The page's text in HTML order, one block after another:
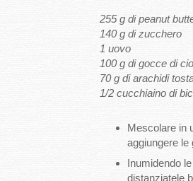
255 g di peanut
140 g di zucchero
1 uovo
100 g di gocce di
70 g di arachidi
1/2 cucchiaino di
Mescolare in
aggiungere le
Inumidendo
distanziatele